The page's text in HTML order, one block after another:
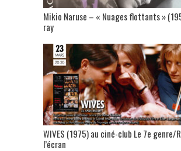
Mikio Naruse – « Nuages flottants »
ray
WIVES (1975) au ciné-club Le 7e genre/
l’écran